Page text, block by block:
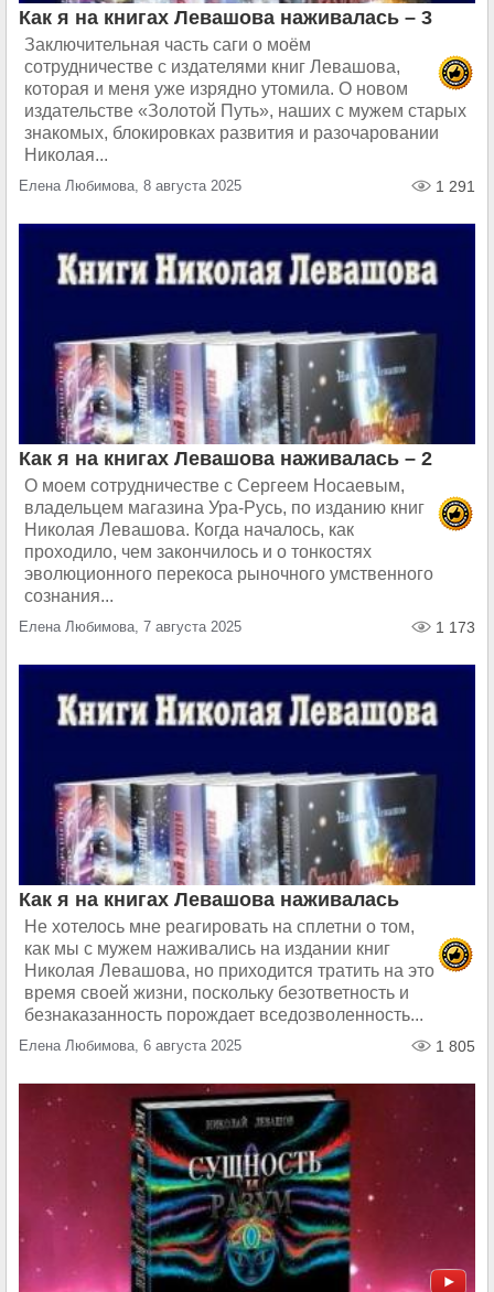
Как я на книгах Левашова наживалась – 3
Заключительная часть саги о моём
сотрудничестве с издателями книг Левашова,
которая и меня уже изрядно утомила. О новом
издательстве «Золотой Путь», наших с мужем старых
знакомых, блокировках развития и разочаровании
Николая...
Елена Любимова, 8 августа 2025 1 291
Как я на книгах Левашова наживалась – 2
О моем сотрудничестве с Сергеем Носаевым,
владельцем магазина Ура-Русь, по изданию книг
Николая Левашова. Когда началось, как
проходило, чем закончилось и о тонкостях
эволюционного перекоса рыночного умственного
сознания...
Елена Любимова, 7 августа 2025 1 173
Как я на книгах Левашова наживалась
Не хотелось мне реагировать на сплетни о том,
как мы с мужем наживались на издании книг
Николая Левашова, но приходится тратить на это
время своей жизни, поскольку безответность и
безнаказанность порождает вседозволенность...
Елена Любимова, 6 августа 2025 1 805